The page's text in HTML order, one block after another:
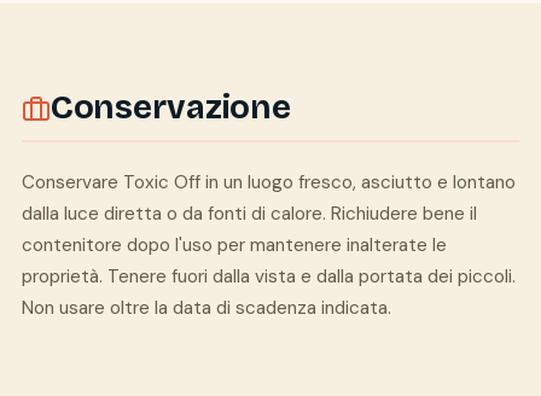
Conservazione
Conservare Toxic Off in un luogo fresco, asciutto e lontano
dalla luce diretta o da fonti di calore. Richiudere bene il
contenitore dopo l'uso per mantenere inalterate le
proprietà. Tenere fuori dalla vista e dalla portata dei piccoli.
Non usare oltre la data di scadenza indicata.